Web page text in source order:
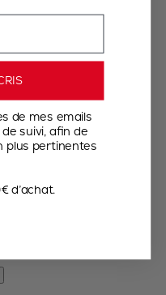
de mes emails
suivi, afin de
plus pertinentes
d’achat.